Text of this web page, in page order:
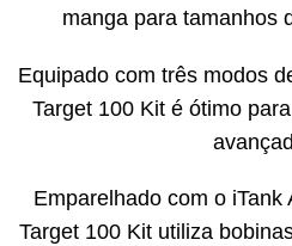
manga para tamanhos
Equipado com três modos
Target 100 Kit é ótimo
Emparelhado com o iTank
Target 100 Kit utiliza